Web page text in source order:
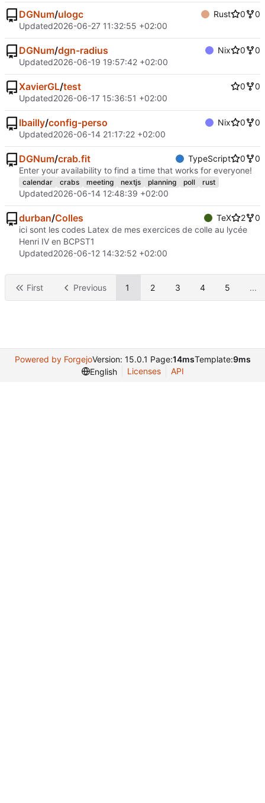
DGNum/ulogc Rust 0
0
Updated2026-06-27 11:32:55 +02:00
DGNum/dgn-radius Nix 0
0
Updated2026-06-19 19:57:42 +02:00
XavierGL/test 0
0
Updated2026-06-17 15:36:51 +02:00
lbailly/config-perso Nix 0
0
Updated2026-06-14 21:17:22 +02:00
DGNum/crab.fit TypeScript 0
0
Enter your availability to find a time that works for everyone!
calendar crabs meeting nextjs planning poll rust
Updated2026-06-14 12:48:39 +02:00
durban/Colles TeX 2
0
ici sont les codes Latex de mes exercices de colle au lycée
Henri IV en BCPST1
Updated2026-06-12 14:32:52 +02:00
First Previous 1 2 3 4 5 ...
Powered by ForgejoVersion: 15.0.1 Page:14msTemplate:9ms
English
Licenses API